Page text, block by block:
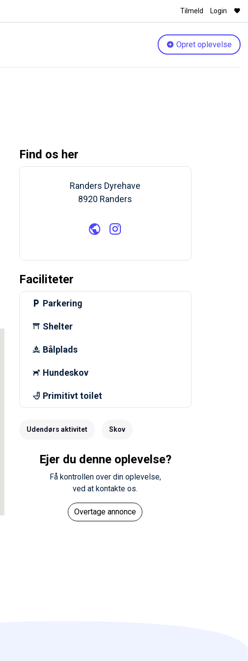
Tilmeld Login
Opret oplevelse
Find os her
Randers Dyrehave
8920 Randers
Faciliteter
Parkering
Shelter
Bålplads
Hundeskov
Primitivt toilet
Udendørs aktivitet Skov
Ejer du denne oplevelse?
Få kontrollen over din oplevelse,
ved at kontakte os.
Overtage annonce